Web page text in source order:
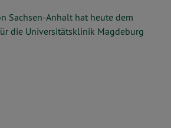
Sachsen-Anhalt hat heute dem
die Universitätsklinik Magdeburg